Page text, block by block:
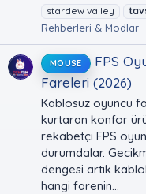
stardew valley
Rehberleri & Modlar
MOUSE
FPS
Fareleri (2026)
Kablosuz oyuncu
kurtaran konfor
rekabetçi FPS
durumdalar.
dengesi artık
hangi farenin...